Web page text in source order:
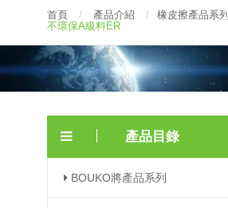
首頁 / 產品介紹 / 橡皮擦產品系列
不環保A級料ER
產品目錄
BOUKO將產品系列